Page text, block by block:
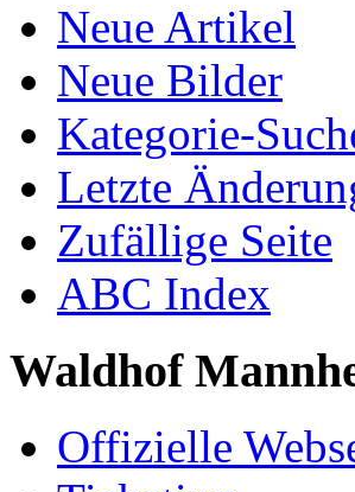
Neue Artikel
Neue Bilder
Kategorie-
Letzte
Zufällige Seite
ABC Index
Waldhof
Offizielle